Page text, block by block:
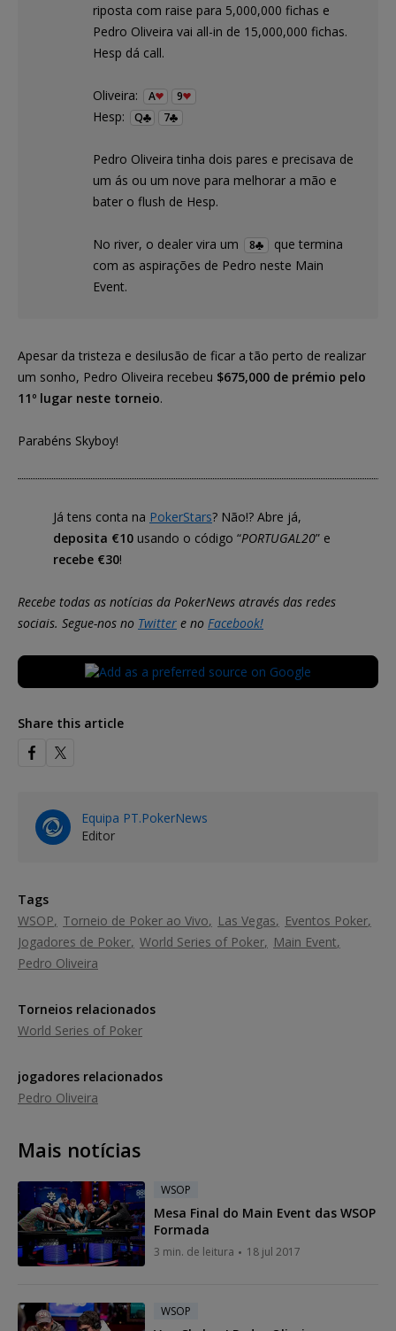
riposta com raise para 5,000,000 fichas e
Pedro Oliveira vai all-in de 15,000,000 fichas.
Hesp dá call.
Oliveira: A 9
Hesp: Q 7
Pedro Oliveira tinha dois pares e precisava de
um ás ou um nove para melhorar a mão e
bater o flush de Hesp.
No river, o dealer vira um 8
que termina
com as aspirações de Pedro neste Main
Event.
Apesar da tristeza e desilusão de ficar a tão perto de realizar
um sonho, Pedro Oliveira recebeu $675,000 de prémio pelo
11º lugar neste torneio.
Parabéns Skyboy!
Já tens conta na PokerStars? Não!? Abre já,
deposita €10 usando o código “PORTUGAL20” e
recebe €30!
Recebe todas as notícias da PokerNews através das redes
sociais. Segue-nos no Twitter e no Facebook!
Share this article
Equipa PT.PokerNews
Editor
Tags
WSOP
Torneio de Poker ao Vivo Las Vegas
Eventos Poker
Jogadores de Poker World Series of Poker
Main Event
Pedro Oliveira
Torneios relacionados
World Series of Poker
jogadores relacionados
Pedro Oliveira
Mais notícias
WSOP
Mesa Final do Main Event das WSOP
Formada
3 min. de leitura 18 jul 2017
WSOP